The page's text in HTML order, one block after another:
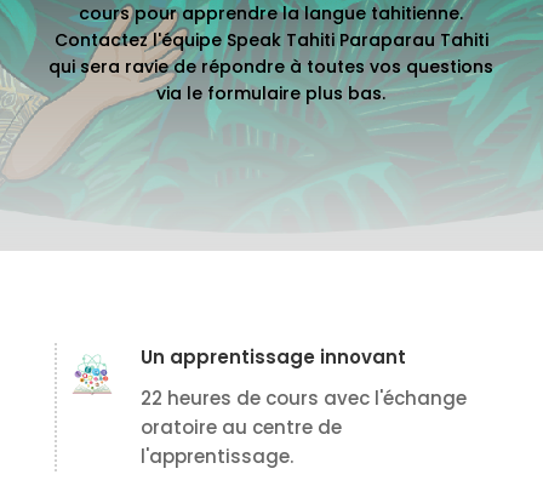
cours pour apprendre la langue tahitienne.
Contactez l'équipe Speak Tahiti Paraparau Tahiti
qui sera ravie de répondre à toutes vos questions
via le formulaire plus bas.
Un apprentissage innovant
22 heures de cours avec l'échange
oratoire au centre de
l'apprentissage.